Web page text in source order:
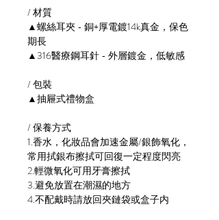
/ 材質
▲螺絲耳夾 - 銅+厚電鍍14k真金，保色
期長
▲316醫療鋼耳針 - 外層鍍金，低敏感
/ 包裝
▲抽屜式禮物盒
/ 保養方式
1.香水，化妝品會加速金屬/銀飾氧化，
常用拭銀布擦拭可回復一定程度閃亮
2.輕微氧化可用牙膏擦拭
3.避免放置在潮濕的地方
4.不配戴時請放回夾鏈袋或盒子内